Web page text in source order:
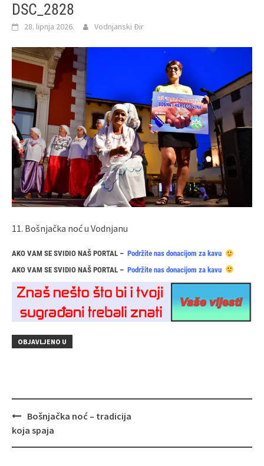
DSC_2828
28. lipnja 2026. Vodnjanski Đir
11. Bošnjačka noć u Vodnjanu
AKO VAM SE SVIDIO NAŠ PORTAL – Podržite nas donacijom za kavu
AKO VAM SE SVIDIO NAŠ PORTAL – Podržite nas donacijom za kavu
OBJAVLJENO U
Navigacija
objava
Bošnjačka noć – tradicija
koja spaja